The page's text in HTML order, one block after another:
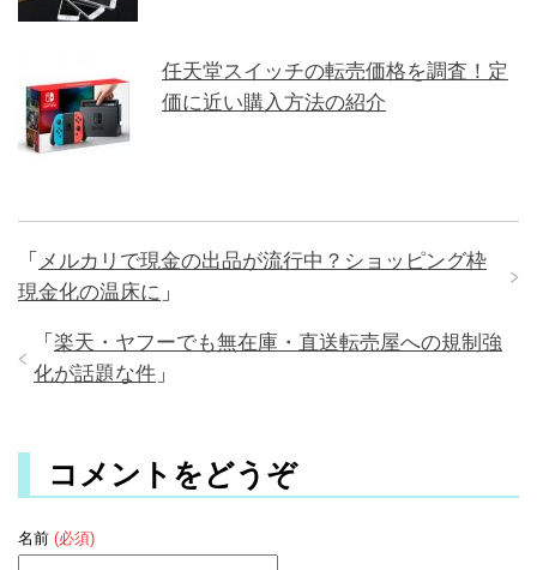
任天堂スイッチの転売価格を調査！定
価に近い購入方法の紹介
「 メルカリで現金の出品が流行中？ショッピング枠
現金化の温床に 」
「 楽天・ヤフーでも無在庫・直送転売屋への規制強
化が話題な件 」
コメントをどうぞ
名前 (必須)